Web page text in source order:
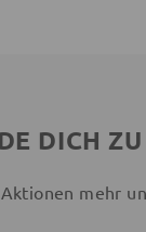
DICH
mehr